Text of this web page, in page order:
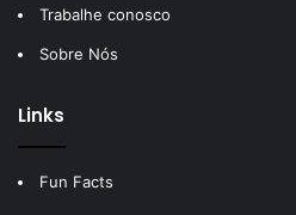
Trabalhe conosco
Sobre Nós
Links
Fun Facts